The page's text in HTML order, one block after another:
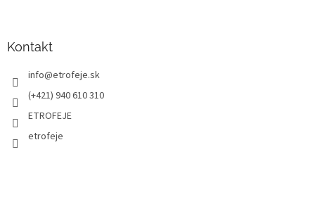
Kontakt
info@etrofeje.sk
(+421) 940 610 310
ETROFEJE
etrofeje